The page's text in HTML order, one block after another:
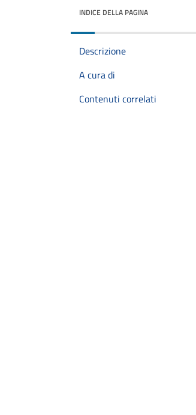
INDICE DELLA PAGINA
Descrizione
A cura di
Contenuti correlati